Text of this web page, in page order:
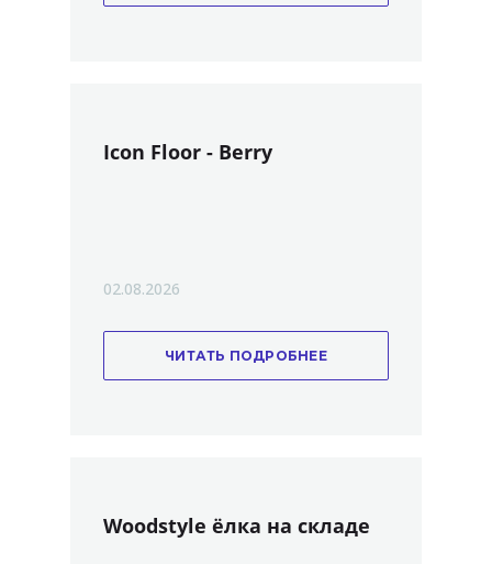
Icon Floor - Berry
02.08.2026
ЧИТАТЬ ПОДРОБНЕЕ
Woodstyle ёлка на складе